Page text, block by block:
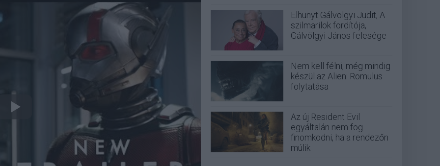
Elhunyt Gálvölgyi Judit, A
szilmarilok fordítója,
Gálvölgyi János felesége
Nem kell félni, még mindig
készül az Alien: Romulus
folytatása
Az új Resident Evil
egyáltalán nem fog
finomkodni, ha a rendezőn
múlik